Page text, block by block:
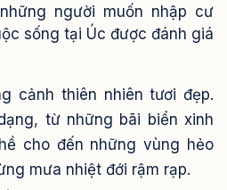
người muốn nhập cư
sống tại Úc được đánh giá
cảnh thiên nhiên tươi đẹp.
từ những bãi biển xinh
cho đến những vùng hẻo
mưa nhiệt đới rậm rạp.